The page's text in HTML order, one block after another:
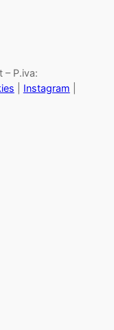
– P.iva:
Instagram